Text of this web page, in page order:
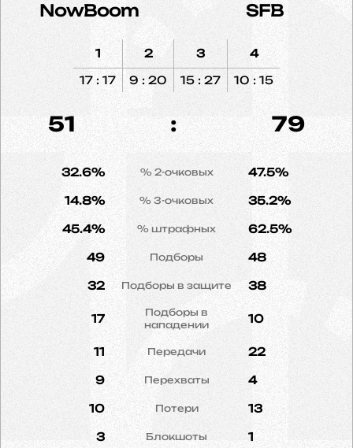
NowBoom SFB
1
17 : 17
2
9 : 20
3
15 : 27
4
10 : 15
51 : 79
32.6% % 2-очковых 47.5%
14.8% % 3-очковых 35.2%
45.4% % штрафных 62.5%
49 Подборы 48
32 Подборы в защите 38
17
Подборы в
нападении
10
11 Передачи 22
9 Перехваты 4
10 Потери 13
3 Блокшоты 1